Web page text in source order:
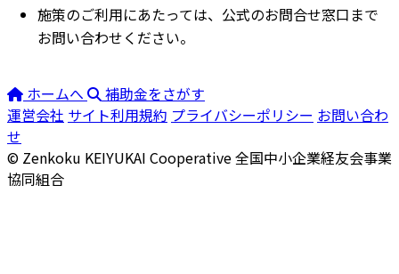
施策のご利用にあたっては、公式のお問合せ窓口まで
お問い合わせください。
ホームへ
補助金をさがす
運営会社 サイト利用規約 プライバシーポリシー お問い合わ
せ
© Zenkoku KEIYUKAI Cooperative全国中小企業経友会事業
協同組合